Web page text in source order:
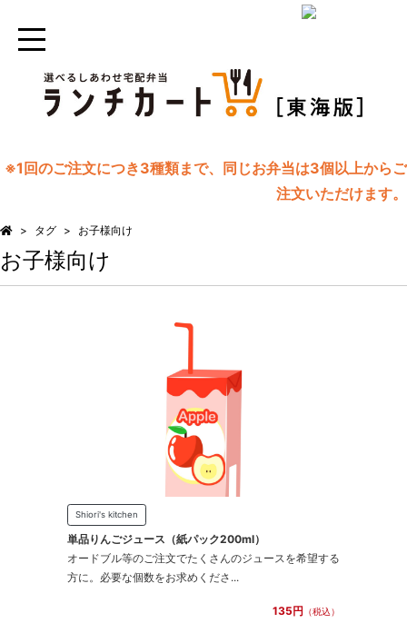
※1回のご注文につき3種類まで、同じお弁当は3個以上からご
注文いただけます。
タグ お子様向け
お子様向け
Shiori's kitchen
単品りんごジュース（紙パック200ml）
オードブル等のご注文でたくさんのジュースを希望する
方に。必要な個数をお求めくださ...
135円 （税込）